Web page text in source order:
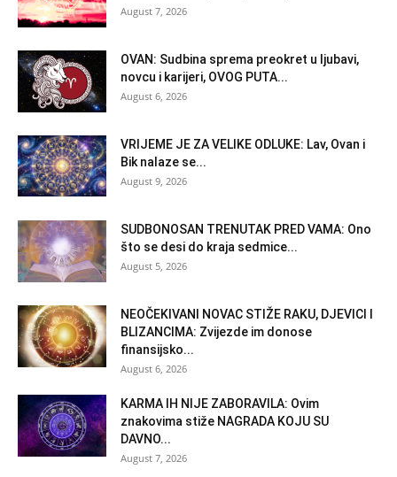
August 7, 2026
OVAN: Sudbina sprema preokret u ljubavi,
novcu i karijeri, OVOG PUTA...
August 6, 2026
VRIJEME JE ZA VELIKE ODLUKE: Lav, Ovan i
Bik nalaze se...
August 9, 2026
SUDBONOSAN TRENUTAK PRED VAMA: Ono
što se desi do kraja sedmice...
August 5, 2026
NEOČEKIVANI NOVAC STIŽE RAKU, DJEVICI I
BLIZANCIMA: Zvijezde im donose
finansijsko...
August 6, 2026
KARMA IH NIJE ZABORAVILA: Ovim
znakovima stiže NAGRADA KOJU SU
DAVNO...
August 7, 2026